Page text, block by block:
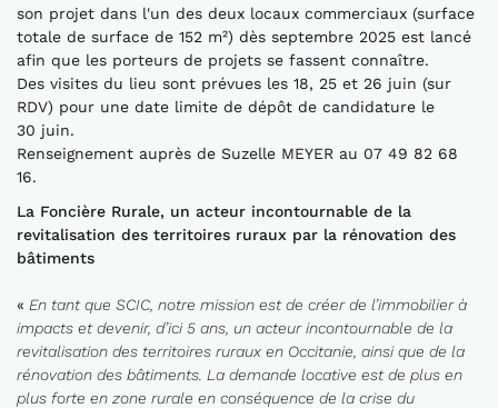
son projet dans l'un des deux locaux commerciaux (surface
totale de surface de 152 m²) dès septembre 2025 est lancé
afin que les porteurs de projets se fassent connaître.
Des visites du lieu sont prévues les 18, 25 et 26 juin (sur
RDV) pour une date limite de dépôt de candidature le
30 juin.
Renseignement auprès de Suzelle MEYER au 07 49 82 68
16.
La Foncière Rurale, un acteur incontournable de la
revitalisation des territoires ruraux par la rénovation des
bâtiments
« En tant que SCIC, notre mission est de créer de l’immobilier à
impacts et devenir, d’ici 5 ans, un acteur incontournable de la
revitalisation des territoires ruraux en Occitanie, ainsi que de la
rénovation des bâtiments. La demande locative est de plus en
plus forte en zone rurale en conséquence de la crise du